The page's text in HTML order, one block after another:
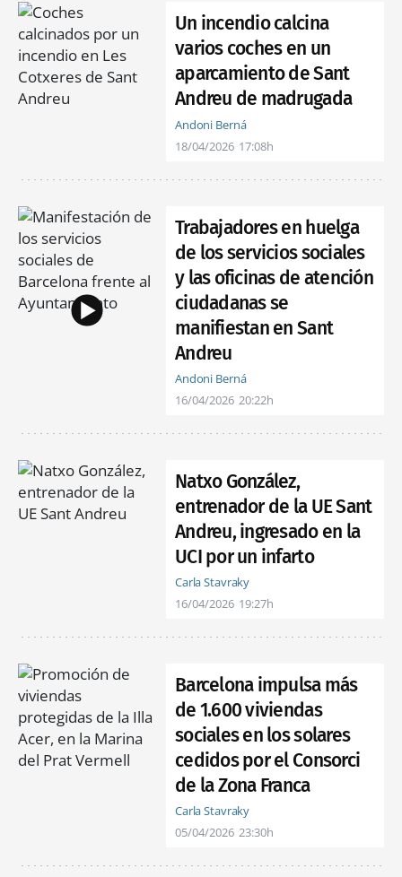
Un incendio calcina
varios coches en un
aparcamiento de Sant
Andreu de madrugada
Andoni Berná
18/04/2026 17:08h
Trabajadores en huelga
de los servicios sociales
y las oficinas de atención
ciudadanas se
manifiestan en Sant
Andreu
Andoni Berná
16/04/2026 20:22h
Natxo González,
entrenador de la UE Sant
Andreu, ingresado en la
UCI por un infarto
Carla Stavraky
16/04/2026 19:27h
Barcelona impulsa más
de 1.600 viviendas
sociales en los solares
cedidos por el Consorci
de la Zona Franca
Carla Stavraky
05/04/2026 23:30h